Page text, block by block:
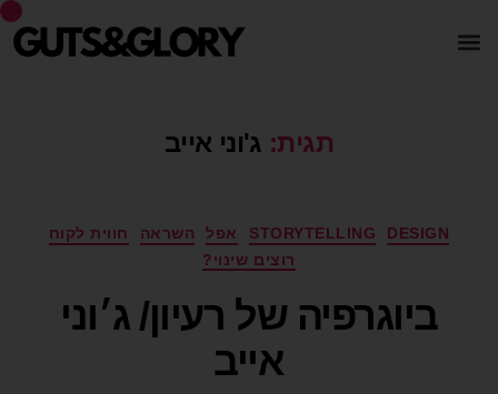
תגית: ג'וני אייב
DESIGN
STORYTELLING אפל השראה
חווית לקוח
רוצים שינוי?
ביוגרפיה של רעיון/ ג׳וני
אייב